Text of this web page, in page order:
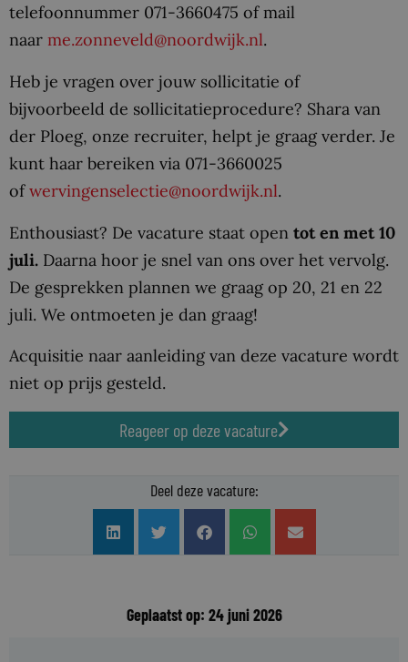
telefoonnummer 071-3660475 of mail
naar me.zonneveld@noordwijk.nl.
Heb je vragen over jouw sollicitatie of
bijvoorbeeld de sollicitatieprocedure? Shara van
der Ploeg, onze recruiter, helpt je graag verder. Je
kunt haar bereiken via 071-3660025
ofwervingenselectie@noordwijk.nl.
Enthousiast? De vacature staat open tot en met 10
juli. Daarna hoor je snel van ons over het vervolg.
De gesprekken plannen we graag op 20, 21 en 22
juli. We ontmoeten je dan graag!
Acquisitie naar aanleiding van deze vacature wordt
niet op prijs gesteld.
Reageer op deze vacature
Deel deze vacature:
Geplaatst op: 24 juni 2026